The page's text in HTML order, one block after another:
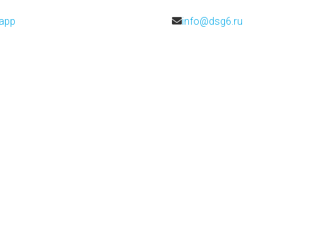
info@dsg6.ru